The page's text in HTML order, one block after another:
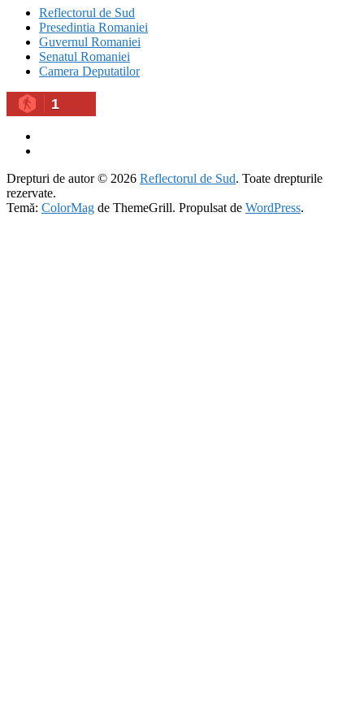
Reflectorul de Sud
Presedintia Romaniei
Guvernul Romaniei
Senatul Romaniei
Camera Deputatilor
1
Drepturi de autor © 2026 Reflectorul de Sud. Toate drepturile
rezervate.
Temă: ColorMag de ThemeGrill. Propulsat de WordPress.